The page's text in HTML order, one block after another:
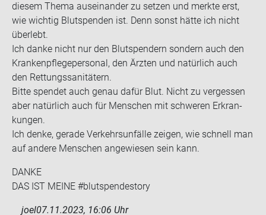
die­sem Thema aus­ein­an­der zu set­zen und merk­te erst,
wie wich­tig Blut­spen­den ist. Denn sonst hätte ich nicht
über­lebt.
Ich danke nicht nur den Blut­spen­dern son­dern auch den
Kran­ken­pfle­ge­per­so­nal, den Ärz­ten und na­tür­lich auch
den Ret­tungs­sa­ni­tä­tern.
Bitte spen­det auch genau dafür Blut. Nicht zu ver­ges­sen
aber na­tür­lich auch für Men­schen mit schwe­ren Er­kran­
kun­gen.
Ich denke, ge­ra­de Ver­kehrs­un­fäl­le zei­gen, wie schnell man
auf an­de­re Men­schen an­ge­wie­sen sein kann.
DANKE
DAS IST MEINE #blut­spen­desto­ry
joel07.11.2023, 16:06 Uhr